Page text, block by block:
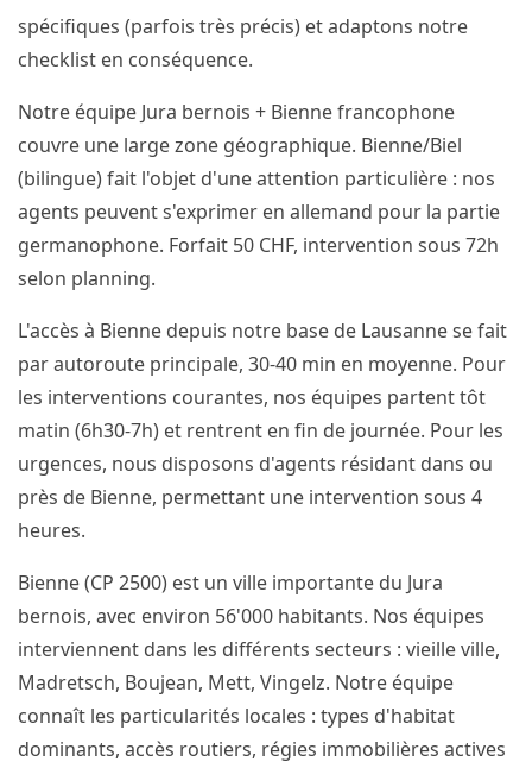
spécifiques (parfois très précis) et adaptons notre
checklist en conséquence.
Notre équipe Jura bernois + Bienne francophone
couvre une large zone géographique. Bienne/Biel
(bilingue) fait l'objet d'une attention particulière : nos
agents peuvent s'exprimer en allemand pour la partie
germanophone. Forfait 50 CHF, intervention sous 72h
selon planning.
L'accès à Bienne depuis notre base de Lausanne se fait
par autoroute principale, 30-40 min en moyenne. Pour
les interventions courantes, nos équipes partent tôt
matin (6h30-7h) et rentrent en fin de journée. Pour les
urgences, nous disposons d'agents résidant dans ou
près de Bienne, permettant une intervention sous 4
heures.
Bienne (CP 2500) est un ville importante du Jura
bernois, avec environ 56'000 habitants. Nos équipes
interviennent dans les différents secteurs : vieille ville,
Madretsch, Boujean, Mett, Vingelz. Notre équipe
connaît les particularités locales : types d'habitat
dominants, accès routiers, régies immobilières actives